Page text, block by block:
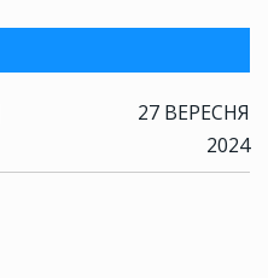
27 ВЕРЕСНЯ
2024